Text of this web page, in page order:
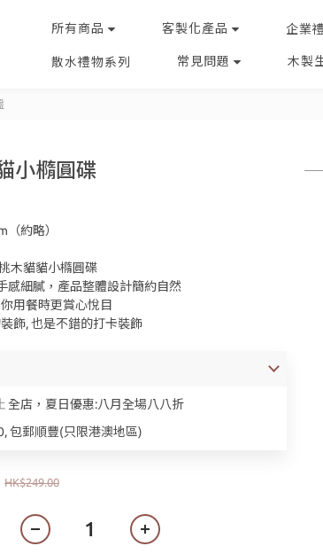
所有商品 客製化產品 企業
散水禮物系列 常見問題 木製
小橢圓碟
（約略）
木貓貓小橢圓碟
感細膩，產品整體設計簡約自然
用餐時更賞心悅目
飾, 也是不錯的打卡裝飾
全店，夏日優惠:八月全場八八折
包郵順豐(只限港澳地區)
HK$249.00